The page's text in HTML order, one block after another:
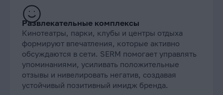
Развлекательные комплексы
Кинотеатры, парки, клубы и центры отдыха
формируют впечатления, которые активно
обсуждаются в сети. SERM помогает управлять
упоминаниями, усиливать положительные
отзывы и нивелировать негатив, создавая
устойчивый позитивный имидж бренда.